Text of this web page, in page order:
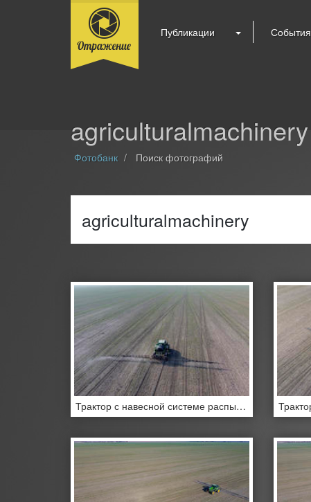
Публикации События
agriculturalmachinery
Фотобанк Поиск фотографий
Трактор с навесной системе распыления пестицидов